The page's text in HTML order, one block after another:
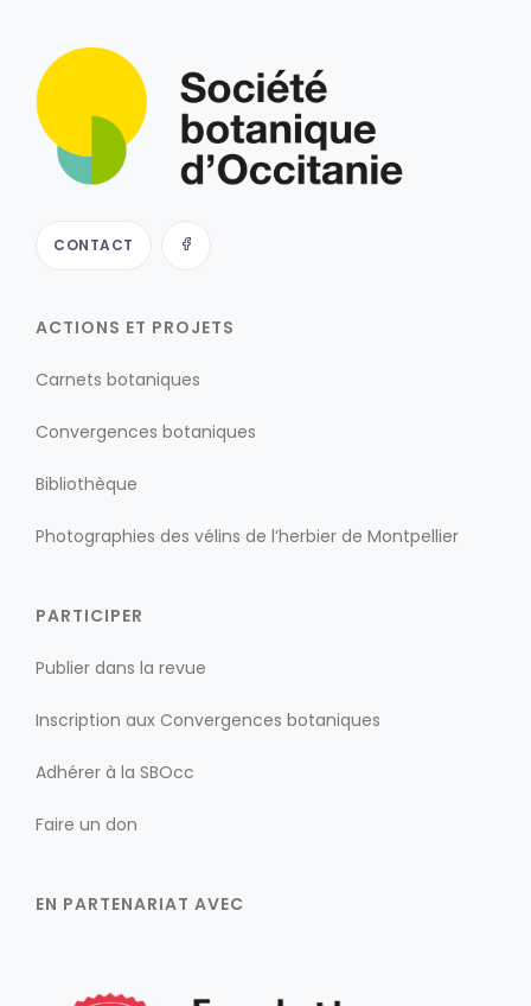
CONTACT
ACTIONS ET PROJETS
Carnets botaniques
Convergences botaniques
Bibliothèque
Photographies des vélins de l’herbier de Montpellier
PARTICIPER
Publier dans la revue
Inscription aux Convergences botaniques
Adhérer à la SBOcc
Faire un don
EN PARTENARIAT AVEC